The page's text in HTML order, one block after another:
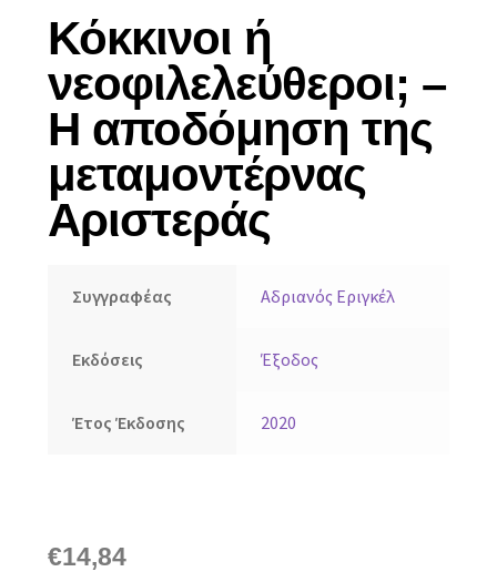
Κόκκινοι ή
νεοφιλελεύθεροι; –
Η αποδόμηση της
μεταμοντέρνας
Αριστεράς
Συγγραφέας Αδριανός Εριγκέλ
Εκδόσεις Έξοδος
Έτος Έκδοσης 2020
€14,84